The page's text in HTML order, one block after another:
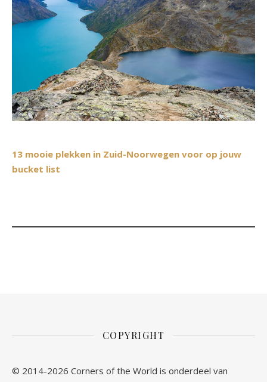
13 mooie plekken in Zuid-Noorwegen voor op jouw
bucket list
COPYRIGHT
© 2014-2026 Corners of the World is onderdeel van